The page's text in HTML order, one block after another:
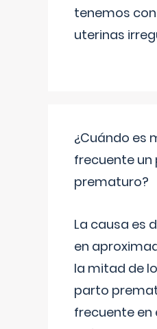
tenemos
uterinas
¿Cuándo es
frecuente un
prematuro?
La causa es
en
la mitad de
parto
frecuente